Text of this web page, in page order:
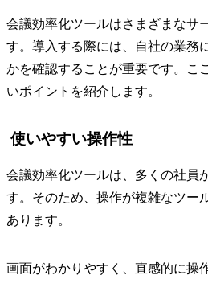
会議効率化ツールはさまざまなサ
す。導入する際には、自社の業務
かを確認することが重要です。こ
いポイントを紹介します。
使いやすい操作性
会議効率化ツールは、多くの社員
す。そのため、操作が複雑なツー
あります。
画面がわかりやすく、直感的に操